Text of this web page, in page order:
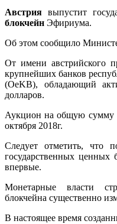
Австрия выпустит
блокчейн Эфириума.
Об этом сообщило
От имени австрийского
крупнейших банков
(OeKB), обладающий
долларов.
Аукцион на общую сумму
октября 2018г.
Следует отметить, что
государственных ценных
впервые.
Монетарные власти
блокчейна существенно
В настоящее время